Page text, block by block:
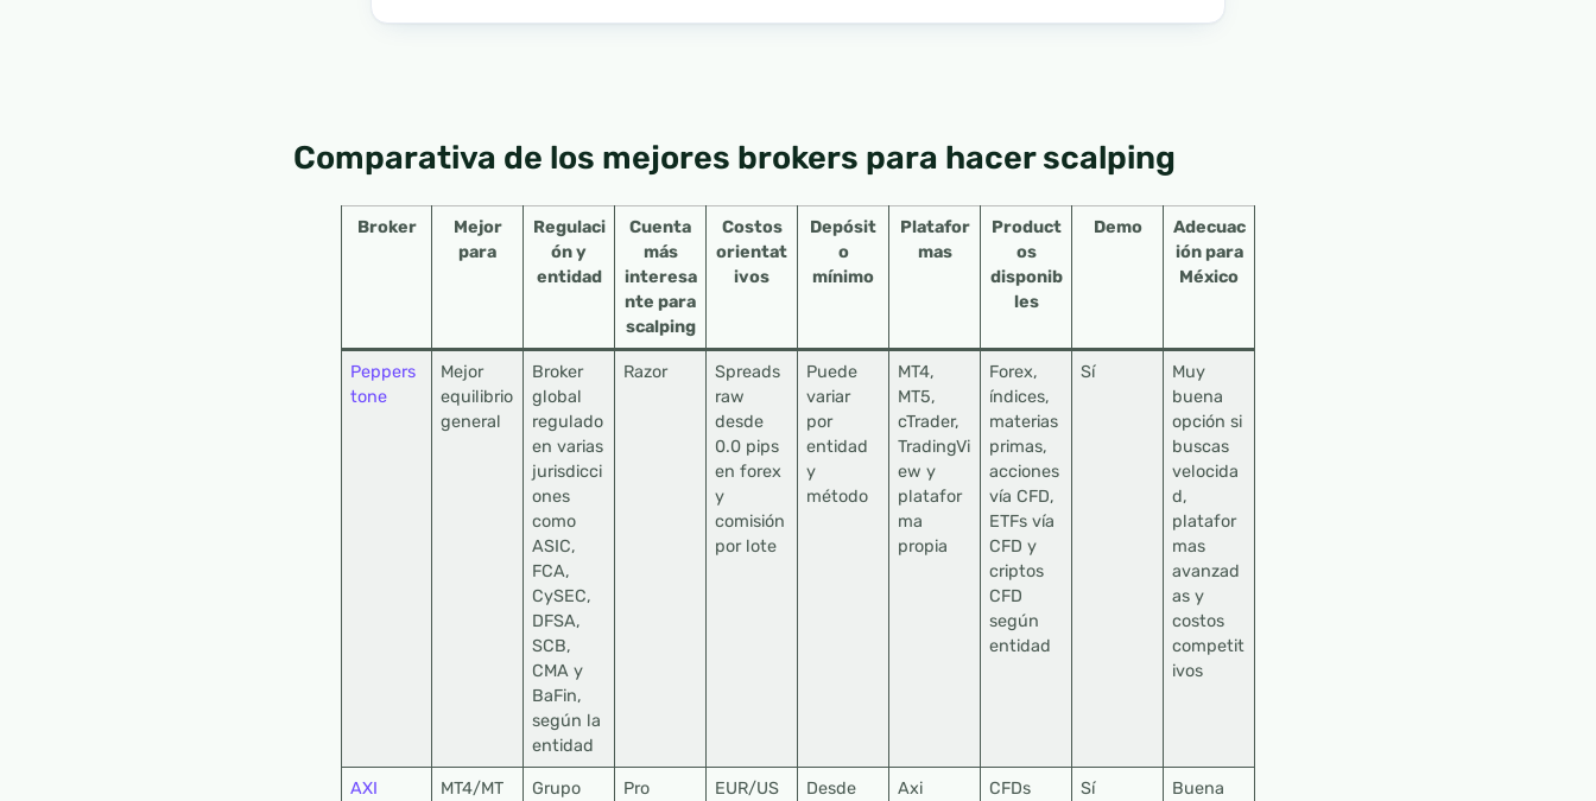
Comparativa de los mejores brokers para hacer scalping
Broker
Mejor
para
Regulaci
ón y
entidad
Cuenta
más
interesa
nte para
scalping
Costos
orientat
ivos
Depósit
o
mínimo
Platafor
mas
Product
os
disponib
les
Demo
Adecuac
ión para
México
Peppers
tone
Mejor
equilibrio
general
Broker
global
regulado
en varias
jurisdicci
ones
como
ASIC,
FCA,
CySEC,
DFSA,
SCB,
CMA y
BaFin,
según la
entidad
Razor
Spreads
raw
desde
0.0 pips
en forex
y
comisión
por lote
Puede
variar
por
entidad
y
método
MT4,
MT5,
cTrader,
TradingVi
ew y
platafor
ma
propia
Forex,
índices,
materias
primas,
acciones
vía CFD,
ETFs vía
CFD y
criptos
CFD
según
entidad
Sí
Muy
buena
opción si
buscas
velocida
d,
platafor
mas
avanzad
as y
costos
competit
ivos
AXI
MT4/MT
Grupo
Pro
EUR/US
Desde
Axi
CFDs
Sí
Buena